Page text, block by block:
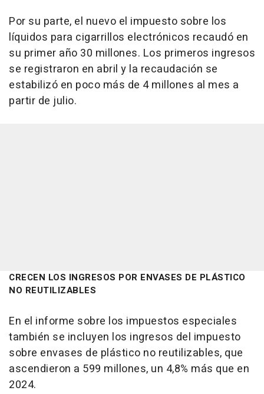
Por su parte, el nuevo el impuesto sobre los
líquidos para cigarrillos electrónicos recaudó en
su primer año 30 millones. Los primeros ingresos
se registraron en abril y la recaudación se
estabilizó en poco más de 4 millones al mes a
partir de julio.
CRECEN LOS INGRESOS POR ENVASES DE PLÁSTICO
NO REUTILIZABLES
En el informe sobre los impuestos especiales
también se incluyen los ingresos del impuesto
sobre envases de plástico no reutilizables, que
ascendieron a 599 millones, un 4,8% más que en
2024.